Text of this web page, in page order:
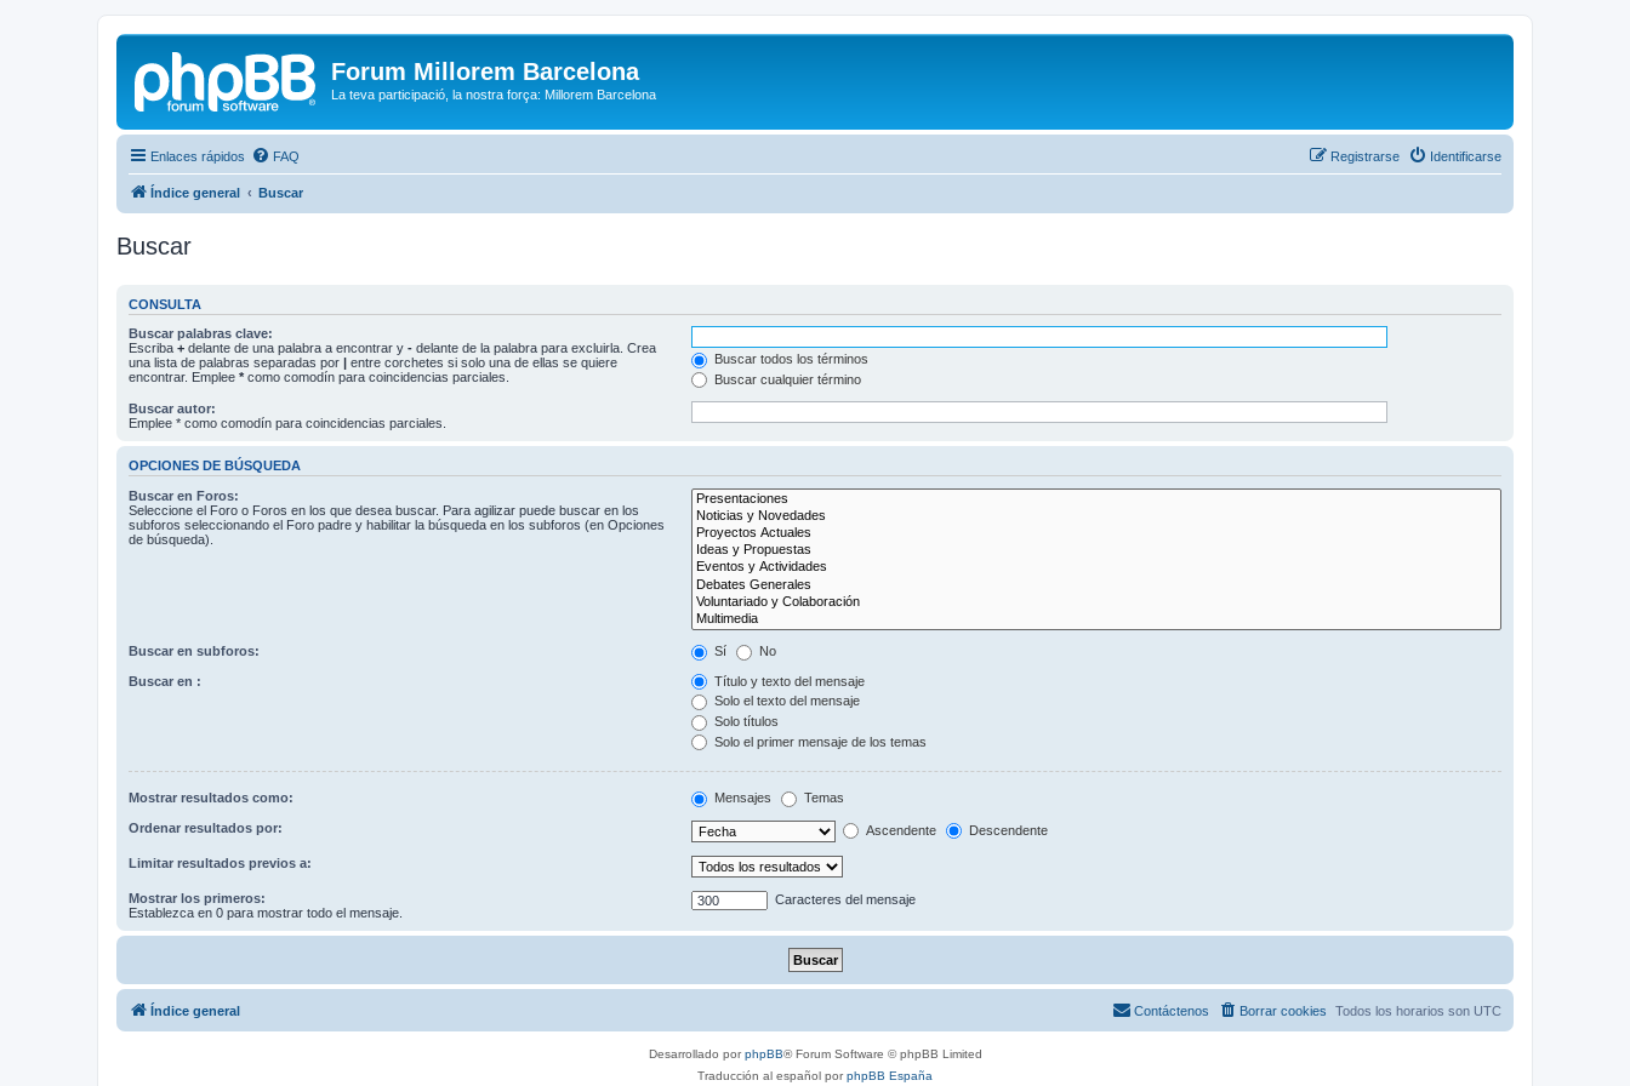
Forum Millorem Barcelona
La teva participació, la nostra força: Millorem Barcelona
Enlaces rápidos FAQ Identificarse
Registrarse
Índice general Buscar
Buscar
CONSULTA
Buscar palabras clave:
Escriba + delante de una palabra a encontrar y - delante de la palabra para excluirla. Crea
una lista de palabras separadas por | entre corchetes si solo una de ellas se quiere
encontrar. Emplee * como comodín para coincidencias parciales.
Buscar todos los términos
Buscar cualquier término
Buscar autor:
Emplee * como comodín para coincidencias parciales.
OPCIONES DE BÚSQUEDA
Buscar en Foros:
Seleccione el Foro o Foros en los que desea buscar. Para agilizar puede buscar en los
subforos seleccionando el Foro padre y habilitar la búsqueda en los subforos (en Opciones
de búsqueda).
Buscar en subforos: Sí No
Buscar en :
Título y texto del mensaje
Solo el texto del mensaje
Solo títulos
Solo el primer mensaje de los temas
Mostrar resultados como: Mensajes Temas
Ordenar resultados por: Ascendente Descendente
Limitar resultados previos a:
Mostrar los primeros:
Establezca en 0 para mostrar todo el mensaje.
Caracteres del mensaje
Índice general Todos los horarios son UTC
Borrar cookies
Contáctenos
Desarrollado porphpBB® Forum Software © phpBB Limited
Traducción al español porphpBB España